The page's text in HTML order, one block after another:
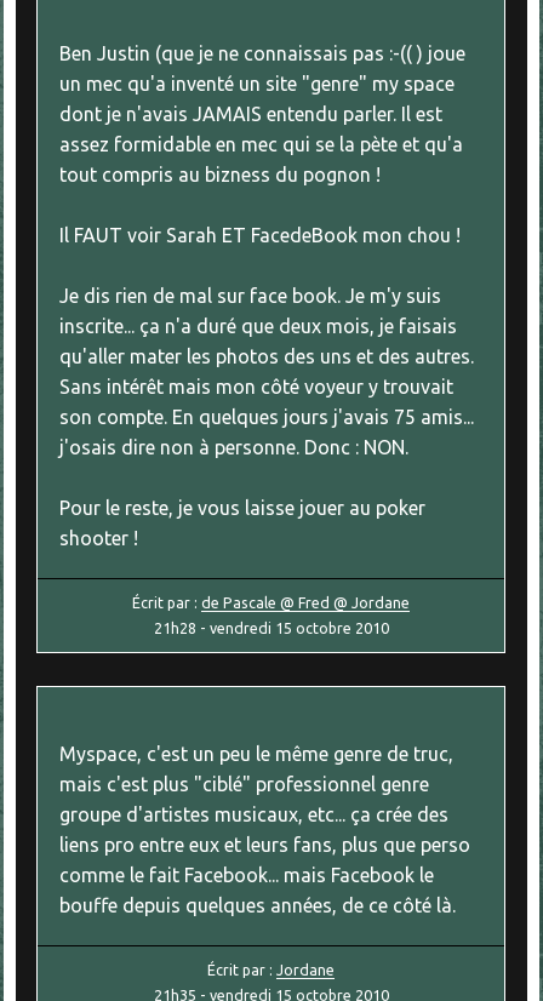
Ben Justin (que je ne connaissais pas :-(( ) joue
un mec qu'a inventé un site "genre" my space
dont je n'avais JAMAIS entendu parler. Il est
assez formidable en mec qui se la pète et qu'a
tout compris au bizness du pognon !
Il FAUT voir Sarah ET FacedeBook mon chou !
Je dis rien de mal sur face book. Je m'y suis
inscrite... ça n'a duré que deux mois, je faisais
qu'aller mater les photos des uns et des autres.
Sans intérêt mais mon côté voyeur y trouvait
son compte. En quelques jours j'avais 75 amis...
j'osais dire non à personne. Donc : NON.
Pour le reste, je vous laisse jouer au poker
shooter !
Écrit par :de Pascale @ Fred @ Jordane
21h28 - vendredi 15 octobre 2010
Myspace, c'est un peu le même genre de truc,
mais c'est plus "ciblé" professionnel genre
groupe d'artistes musicaux, etc... ça crée des
liens pro entre eux et leurs fans, plus que perso
comme le fait Facebook... mais Facebook le
bouffe depuis quelques années, de ce côté là.
Écrit par :Jordane
21h35 - vendredi 15 octobre 2010